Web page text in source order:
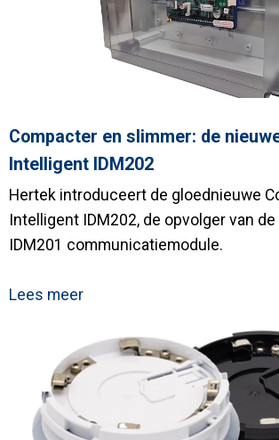
Compacter en slimmer: de
Intelligent IDM202
Hertek introduceert de gloednieuwe
Intelligent IDM202, de opvolger van
IDM201 communicatiemodule.
Lees meer